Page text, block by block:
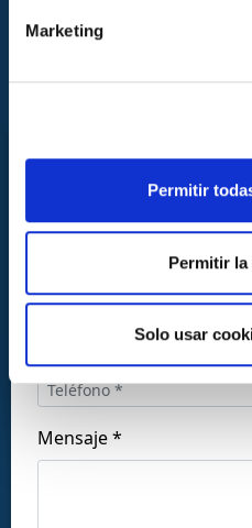
Marketing
Permitir
Permitir
Solo usar
CONTACTA CON NOSOTROS
Mensaje *
+34
Síguenos